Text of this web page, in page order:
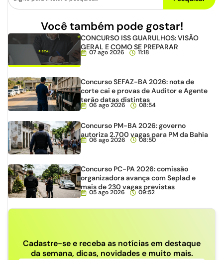
Você também pode gostar!
CONCURSO ISS GUARULHOS: VISÃO
GERAL E COMO SE PREPARAR
07 ago 2026 11:18
Concurso SEFAZ-BA 2026: nota de
corte cai e provas de Auditor e Agente
terão datas distintas
06 ago 2026 08:54
Concurso PM-BA 2026: governo
autoriza 2.700 vagas para PM da Bahia
06 ago 2026 08:50
Concurso PC-PA 2026: comissão
organizadora avança com Seplad e
mais de 230 vagas previstas
05 ago 2026 09:52
Cadastre-se e receba as notícias em destaque
da semana, dicas, novidades e muito mais.